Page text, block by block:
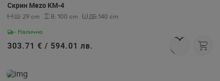
Скрин Mezo KM-4
Ш: 29 cm В: 100 cm ДБ:140 cm
- Налично
303.71 € / 594.01 лв.